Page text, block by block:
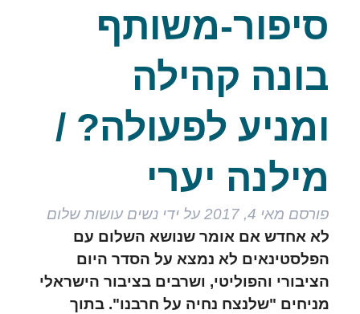
סיפור-משותף
בונה קהילה
ומניע לפעולה? /
מילנה יערי
פורסם מאי 4, 2017 על ידי נשים עושות שלום
לא אחדש אם אומר שנושא השלום עם
הפלסטינאים לא נמצא על הסדר היום
הציבורי והפוליטי, ושרבים בציבור הישראלי
מניחים "שלנצח נחיה על חרבנו". בתוך